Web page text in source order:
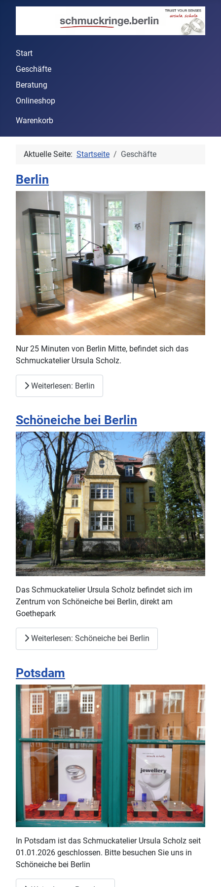
Start
Geschäfte
Beratung
Onlineshop
Warenkorb
Aktuelle Seite: Startseite Geschäfte
Berlin
Nur 25 Minuten von Berlin Mitte, befindet sich das
Schmuckatelier Ursula Scholz.
Weiterlesen: Berlin
Schöneiche bei Berlin
Das Schmuckatelier Ursula Scholz befindet sich im
Zentrum von Schöneiche bei Berlin, direkt am
Goethepark
Weiterlesen: Schöneiche bei Berlin
Potsdam
In Potsdam ist das Schmuckatelier Ursula Scholz seit
01.01.2026 geschlossen. Bitte besuchen Sie uns in
Schöneiche bei Berlin